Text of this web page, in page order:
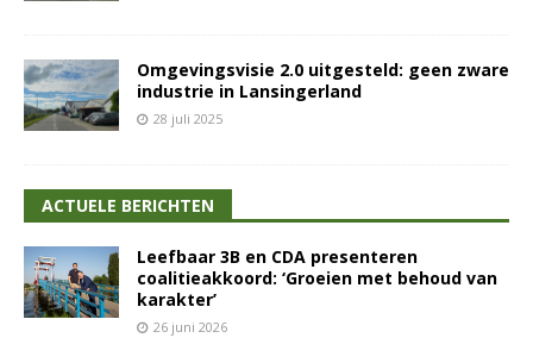
Omgevingsvisie 2.0 uitgesteld: geen zware
industrie in Lansingerland
28 juli 2025
ACTUELE BERICHTEN
Leefbaar 3B en CDA presenteren
coalitieakkoord: ‘Groeien met behoud van
karakter’
26 juni 2026